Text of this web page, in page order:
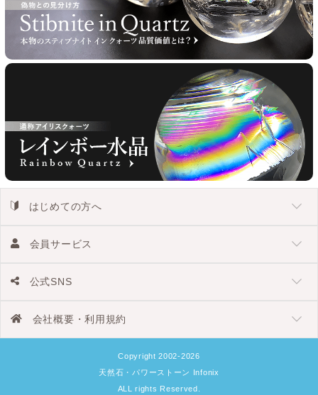
はじめての方へ
会員サービス
公式SNS
会社概要・利用規約
Copyright 2002-2026
天然石・パワーストーン Infonix
ALL rights Reserved.